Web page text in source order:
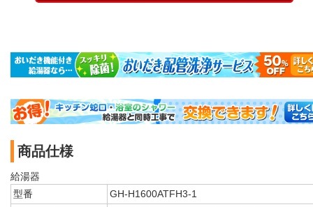
商品仕様
給湯器
型番
GH-H1600ATFH3-1